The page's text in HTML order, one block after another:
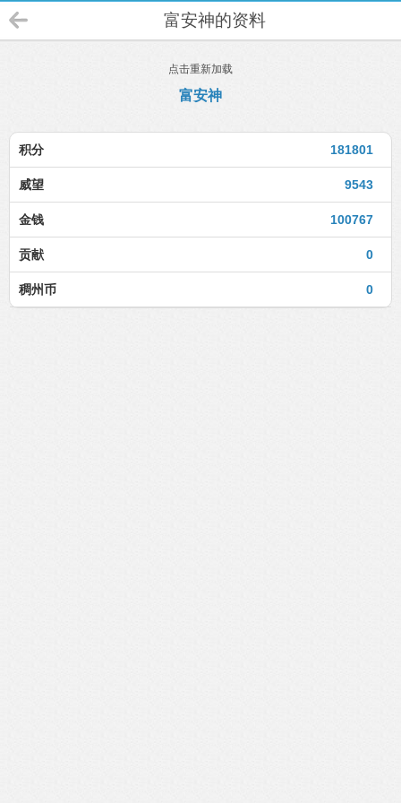
富安神的资料
点击重新加载
富安神
181801
积分
9543
威望
100767
金钱
0
贡献
0
稠州币